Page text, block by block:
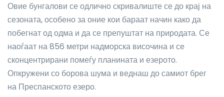
Овие бунгалови се одлично скривалиште се до крај на
сезоната, особено за оние кои бараат начин како да
побегнат од одма и да се препуштат на природата. Се
наоѓаат на 856 метри надморска височина и се
сконцентрирани помеѓу планината и езерото.
Опкружени со борова шума и веднаш до самиот брег
на Преспанското езеро.